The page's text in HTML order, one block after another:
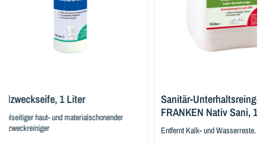
1 Liter
haut- und materialschonender
Sanitär-Unterhaltsreinger,
FRANKEN Nativ Sani, 10
Entfernt Kalk- und Wasserreste.